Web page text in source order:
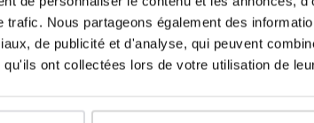
trafic. Nous partageons également des
de publicité et d'analyse, qui peuvent
ont collectées lors de votre utilisation de
5 600 profs
à Castres